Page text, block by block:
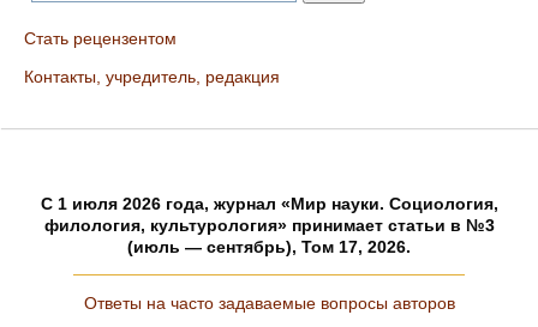
Стать рецензентом
Контакты, учредитель, редакция
C 1 июля 2026 года, журнал «Мир науки. Социология,
филология, культурология» принимает статьи в №3
(июль — сентябрь), Том 17, 2026.
Ответы на часто задаваемые вопросы авторов